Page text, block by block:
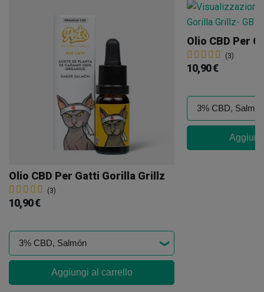
Olio CBD Per Gatti Gorilla Grillz
(3)
10,90 €
Aggiungi al carrello
Olio CBD Per
(3)
10,90 €